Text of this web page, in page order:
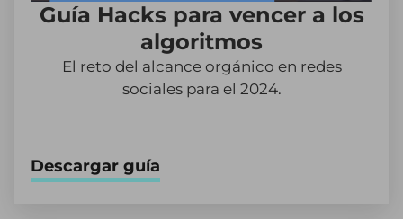
Guía Hacks para vencer a los
algoritmos
El reto del alcance orgánico en redes
sociales para el 2024.
Descargar guía